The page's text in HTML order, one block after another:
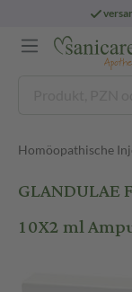
Homöopathische
10X2 ml